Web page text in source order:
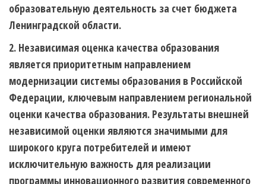
образовательную деятельность за счет бюджета
Ленинградской области.
2. Независимая оценка качества образования
является приоритетным направлением
модернизации системы образования в Российской
Федерации, ключевым направлением региональной
оценки качества образования. Результаты внешней
независимой оценки являются значимыми для
широкого круга потребителей и имеют
исключительную важность для реализации
программы инновационного развития современного